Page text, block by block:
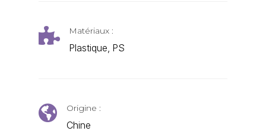
 Matériaux :
Plastique, PS
 Origine :
Chine